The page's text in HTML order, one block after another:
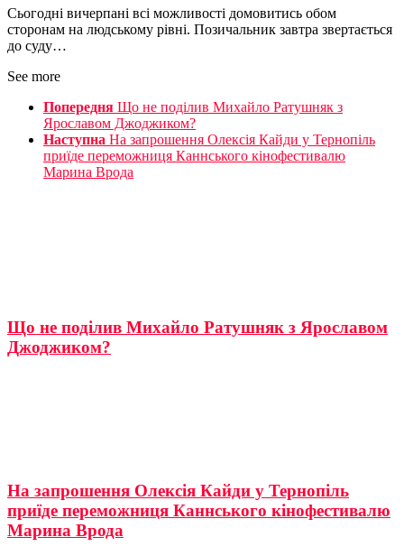
Сьогодні вичерпані всі можливості домовитись обом
сторонам на людському рівні. Позичальник завтра звертається
до суду…
See more
Попередня Що не поділив Михайло Ратушняк з
Ярославом Джоджиком?
Наступна На запрошення Олексія Кайди у Тернопіль
приїде переможниця Каннського кінофестивалю
Марина Врода
Що не поділив Михайло Ратушняк з Ярославом
Джоджиком?
На запрошення Олексія Кайди у Тернопіль
приїде переможниця Каннського кінофестивалю
Марина Врода